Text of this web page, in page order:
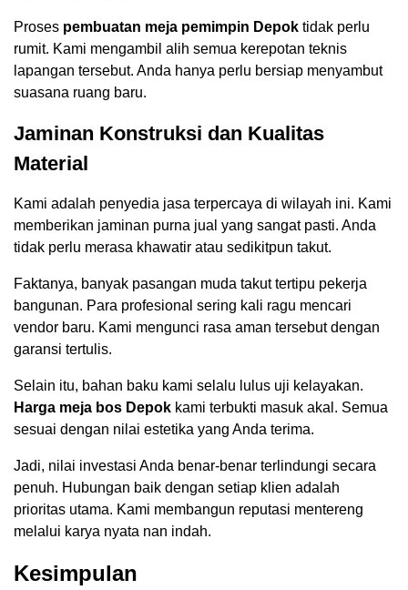
Proses pembuatan meja pemimpin Depok tidak perlu
rumit. Kami mengambil alih semua kerepotan teknis
lapangan tersebut. Anda hanya perlu bersiap menyambut
suasana ruang baru.
Jaminan Konstruksi dan Kualitas
Material
Kami adalah penyedia jasa terpercaya di wilayah ini. Kami
memberikan jaminan purna jual yang sangat pasti. Anda
tidak perlu merasa khawatir atau sedikitpun takut.
Faktanya, banyak pasangan muda takut tertipu pekerja
bangunan. Para profesional sering kali ragu mencari
vendor baru. Kami mengunci rasa aman tersebut dengan
garansi tertulis.
Selain itu, bahan baku kami selalu lulus uji kelayakan.
Harga meja bos Depok kami terbukti masuk akal. Semua
sesuai dengan nilai estetika yang Anda terima.
Jadi, nilai investasi Anda benar-benar terlindungi secara
penuh. Hubungan baik dengan setiap klien adalah
prioritas utama. Kami membangun reputasi mentereng
melalui karya nyata nan indah.
Kesimpulan